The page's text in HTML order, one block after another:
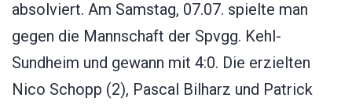
absolviert. Am Samstag, 07.07. spielte man
gegen die Mannschaft der Spvgg. Kehl-
Sundheim und gewann mit 4:0. Die erzielten
Nico Schopp (2), Pascal Bilharz und Patrick